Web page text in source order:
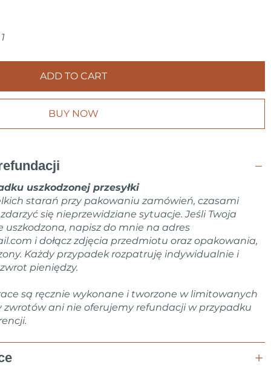
ADD TO CART
BUY NOW
uszkodzonej przesyłki
starań przy pakowaniu zamówień, czasami
się nieprzewidziane sytuacje. Jeśli Twoja
napisz do mnie na adres
i dołącz zdjęcia przedmiotu oraz opakowania,
Każdy przypadek rozpatruję indywidualnie i
pieniędzy.
są ręcznie wykonane i tworzone w limitowanych
zwrotów ani nie oferujemy refundacji w przypadku